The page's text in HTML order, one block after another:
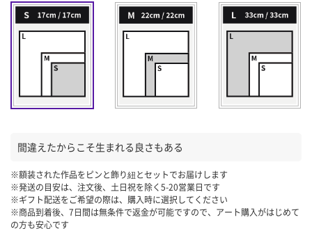
間違えたからこそ生まれる良さもある
※額装された作品をピンと飾り紐とセットでお届けします
※発送の目安は、注文後、土日祝を除く5-20営業日です
※ギフト配送をご希望の際は、購入時に選択してください
※商品到着後、7日間は無条件で返金が可能ですので、アート購入がはじめて
の方も安心です